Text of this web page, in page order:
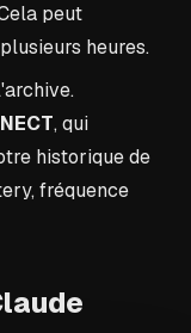
peut
heures.
, qui
historique de
fréquence